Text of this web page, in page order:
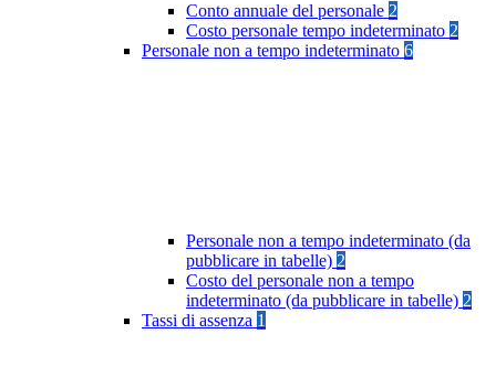
Conto annuale del personale 2
Costo personale tempo indeterminato 2
Personale non a tempo indeterminato 6
Personale non a tempo indeterminato (da
pubblicare in tabelle) 2
Costo del personale non a tempo
indeterminato (da pubblicare in tabelle) 2
Tassi di assenza 1